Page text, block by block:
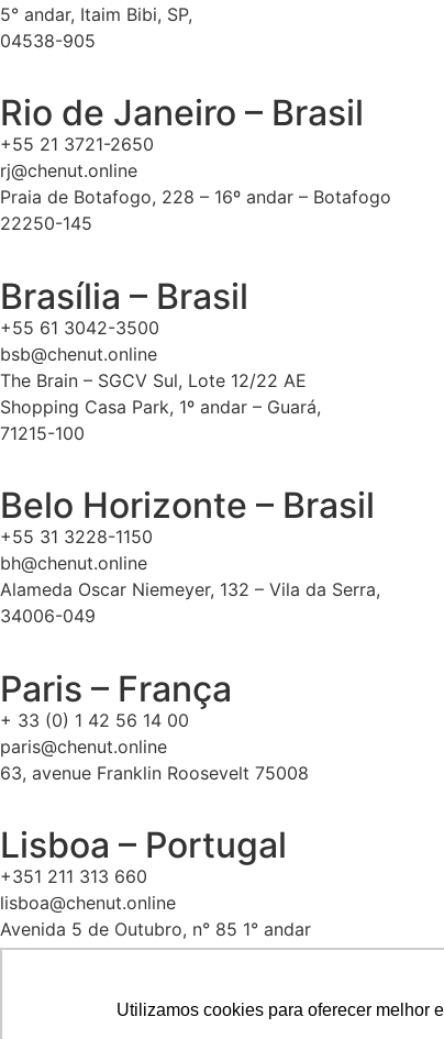
Utilizamos cookies para oferecer melhor
5° andar, Itaim Bibi, SP,
04538-905
Rio de Janeiro – Brasil
+55 21 3721-2650
rj@chenut.online
Praia de Botafogo, 228 – 16º andar – Botafogo
22250-145
Brasília – Brasil
+55 61 3042-3500
bsb@chenut.online
The Brain – SGCV Sul, Lote 12/22 AE
Shopping Casa Park, 1º andar – Guará,
71215-100
Belo Horizonte – Brasil
+55 31 3228-1150
bh@chenut.online
Alameda Oscar Niemeyer, 132 – Vila da Serra,
34006-049
Paris – França
+ 33 (0) 1 42 56 14 00
paris@chenut.online
63, avenue Franklin Roosevelt 75008
Lisboa – Portugal
+351 211 313 660
lisboa@chenut.online
Avenida 5 de Outubro, n° 85 1° andar
1050-050